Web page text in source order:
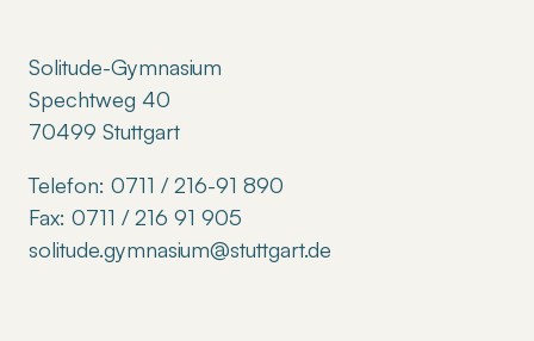
Solitude-Gymnasium
Spechtweg 40
70499 Stuttgart
Telefon: 0711 / 216-91 890
Fax: 0711 / 216 91 905
solitude.gymnasium@stuttgart.de